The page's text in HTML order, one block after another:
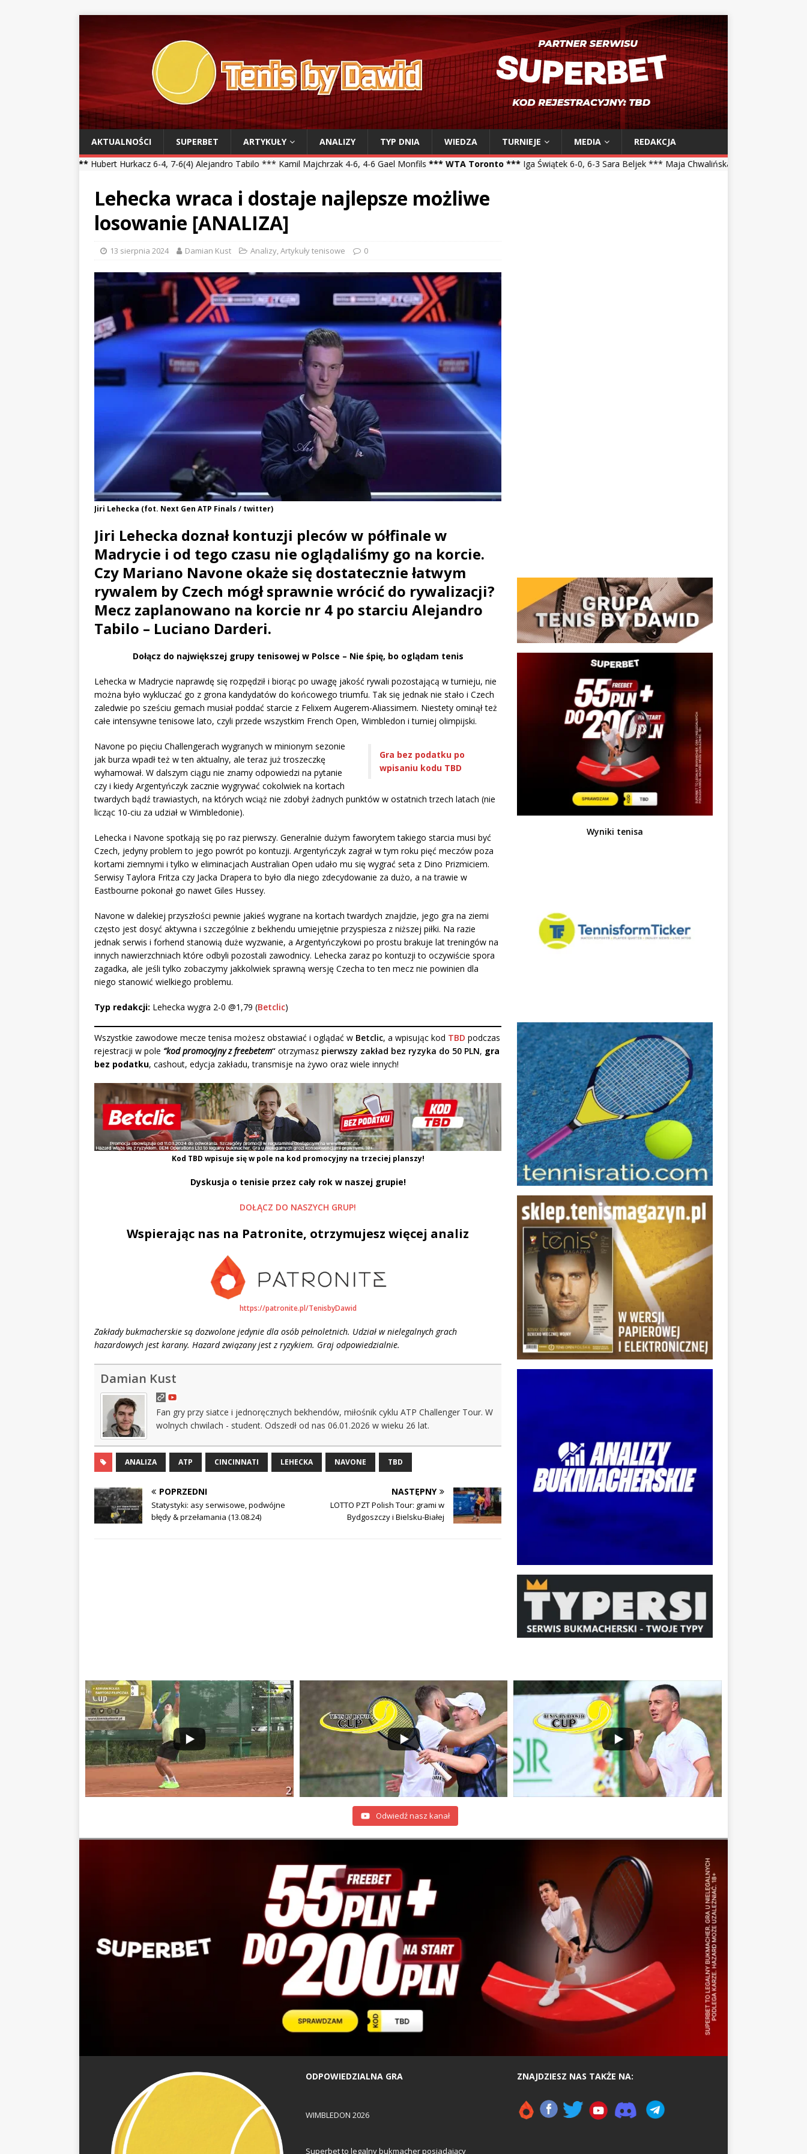
AKTUALNOŚCI SUPERBET ARTYKUŁY ANALIZY TYP DNIA WIEDZA TURNIEJE MEDIA
REDAKCJA
Hubert Hurkacz 6-4, 7-6(4) Alejandro Tabilo *** Kamil Majchrzak 4-6, 4-6 Gael Monfils*** WTA Toronto ***Iga Świątek 6-0, 6-3 Sara Beljek *** Maja Chwalińska 5-7, 1-6 Talia Gibson ***
Lehecka wraca i dostaje najlepsze możliwe
losowanie [ANALIZA]
13 sierpnia 2024 Damian Kust Analizy,Artykuły tenisowe 0
Jiri Lehecka (fot. Next Gen ATP Finals / twitter)
Jiri Lehecka doznał kontuzji pleców w półfinale w
Madrycie i od tego czasu nie oglądaliśmy go na korcie.
Czy Mariano Navone okaże się dostatecznie łatwym
rywalem by Czech mógł sprawnie wrócić do rywalizacji?
Mecz zaplanowano na korcie nr 4 po starciu Alejandro
Tabilo – Luciano Darderi.
Dołącz do największej grupy tenisowej w Polsce – Nie śpię, bo oglądam tenis
Lehecka w Madrycie naprawdę się rozpędził i biorąc po uwagę jakość rywali pozostającą w turnieju, nie
można było wykluczać go z grona kandydatów do końcowego triumfu. Tak się jednak nie stało i Czech
zaledwie po sześciu gemach musiał poddać starcie z Felixem Augerem-Aliassimem. Niestety ominął też
całe intensywne tenisowe lato, czyli przede wszystkim French Open, Wimbledon i turniej olimpijski.
Gra bez podatku po
wpisaniu kodu TBD
Navone po pięciu Challengerach wygranych w minionym sezonie
jak burza wpadł też w ten aktualny, ale teraz już troszeczkę
wyhamował. W dalszym ciągu nie znamy odpowiedzi na pytanie
czy i kiedy Argentyńczyk zacznie wygrywać cokolwiek na kortach
twardych bądź trawiastych, na których wciąż nie zdobył żadnych punktów w ostatnich trzech latach (nie
licząc 10-ciu za udział w Wimbledonie).
Lehecka i Navone spotkają się po raz pierwszy. Generalnie dużym faworytem takiego starcia musi być
Czech, jedyny problem to jego powrót po kontuzji. Argentyńczyk zagrał w tym roku pięć meczów poza
kortami ziemnymi i tylko w eliminacjach Australian Open udało mu się wygrać seta z Dino Prizmiciem.
Serwisy Taylora Fritza czy Jacka Drapera to było dla niego zdecydowanie za dużo, a na trawie w
Eastbourne pokonał go nawet Giles Hussey.
Navone w dalekiej przyszłości pewnie jakieś wygrane na kortach twardych znajdzie, jego gra na ziemi
często jest dosyć aktywna i szczególnie z bekhendu umiejętnie przyspiesza z niższej piłki. Na razie
jednak serwis i forhend stanowią duże wyzwanie, a Argentyńczykowi po prostu brakuje lat treningów na
innych nawierzchniach które odbyli pozostali zawodnicy. Lehecka zaraz po kontuzji to oczywiście spora
zagadka, ale jeśli tylko zobaczymy jakkolwiek sprawną wersję Czecha to ten mecz nie powinien dla
niego stanowić wielkiego problemu.
Typ redakcji: Lehecka wygra 2-0 @1,79 (Betclic)
Wszystkie zawodowe mecze tenisa możesz obstawiać i oglądać w Betclic, a wpisując kod TBD podczas
rejestracji w pole “kod promocyjny z freebetem“ otrzymasz pierwszy zakład bez ryzyka do 50 PLN, gra
bez podatku, cashout, edycja zakładu, transmisje na żywo oraz wiele innych!
Kod TBD wpisuje się w pole na kod promocyjny na trzeciej planszy!
Dyskusja o tenisie przez cały rok w naszej grupie!
DOŁĄCZ DO NASZYCH GRUP!
Wspierając nas na Patronite, otrzymujesz więcej analiz
https://patronite.pl/TenisbyDawid
Zakłady bukmacherskie są dozwolone jedynie dla osób pełnoletnich. Udział w nielegalnych grach
hazardowych jest karany. Hazard związany jest z ryzykiem. Graj odpowiedzialnie.
Damian Kust
Fan gry przy siatce i jednoręcznych bekhendów, miłośnik cyklu ATP Challenger Tour. W
wolnych chwilach - student. Odszedł od nas 06.01.2026 w wieku 26 lat.
ANALIZA ATP CINCINNATI LEHECKA NAVONE TBD
POPRZEDNI
Statystyki: asy serwisowe, podwójne
błędy & przełamania (13.08.24)
NASTĘPNY
LOTTO PZT Polish Tour: grami w
Bydgoszczy i Bielsku-Białej
Wyniki tenisa
Odwiedź nasz kanał
ODPOWIEDZIALNA GRA
WIMBLEDON 2026
Superbet to legalny bukmacher posiadający
ZNAJDZIESZ NAS TAKŻE NA: